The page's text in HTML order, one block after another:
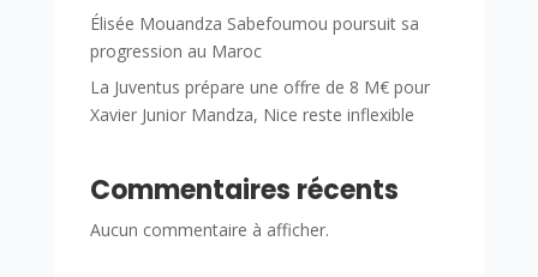
Élisée Mouandza Sabefoumou poursuit sa
progression au Maroc
La Juventus prépare une offre de 8 M€ pour
Xavier Junior Mandza, Nice reste inflexible
Commentaires récents
Aucun commentaire à afficher.